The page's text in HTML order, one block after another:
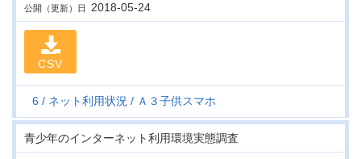
公開（更新）日 2018-05-24
CSV
6 ネット利用状況 Ａ３子供スマホ
青少年のインターネット利用環境実態調査